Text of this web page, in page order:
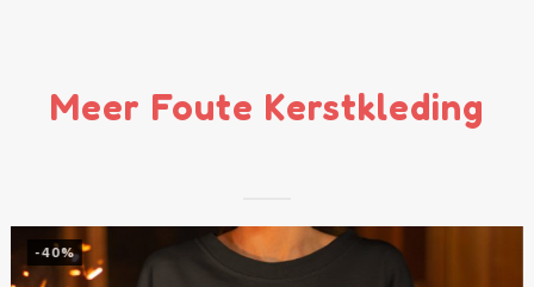
Meer Foute Kerstkleding
-40%